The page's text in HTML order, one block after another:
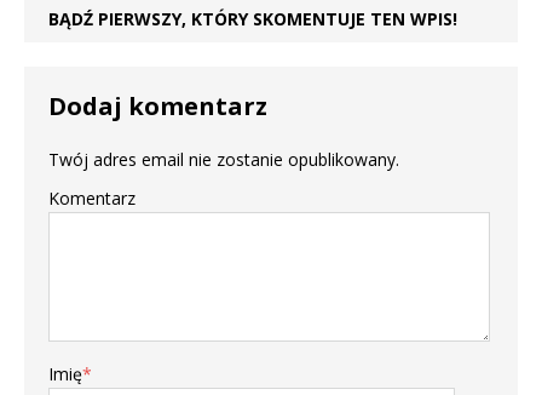
BĄDŹ PIERWSZY, KTÓRY SKOMENTUJE TEN WPIS!
Dodaj komentarz
Twój adres email nie zostanie opublikowany.
Komentarz
Imię*